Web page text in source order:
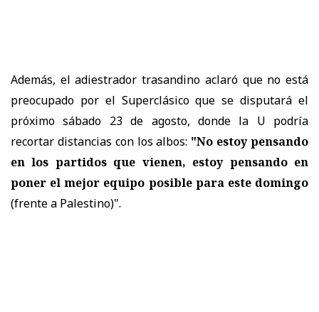
Además, el adiestrador trasandino aclaró que no está
preocupado por el Superclásico que se disputará el
próximo sábado 23 de agosto, donde la U podría
recortar distancias con los albos: "No estoy pensando
en los partidos que vienen, estoy pensando en
poner el mejor equipo posible para este domingo
(frente a Palestino)".